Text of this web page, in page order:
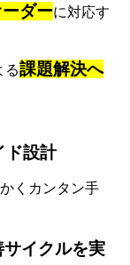
ダーに対応す
る課題解決へ
ド設計
くカンタン手
サイクルを実